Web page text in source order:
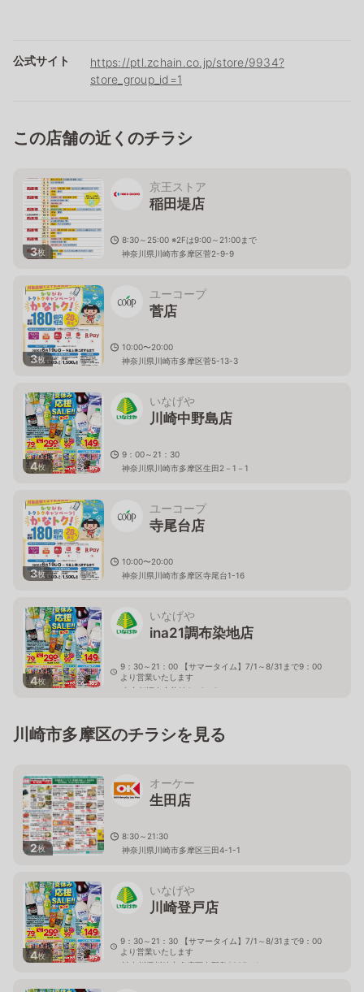
公式サイト
https://ptl.zchain.co.jp/store/9934?
store_group_id=1
この店舗の近くのチラシ
3枚
京王ストア
稲田堤店
8:30～25:00 ※2Fは9:00～21:00まで
神奈川県川崎市多摩区菅2-9-9
3枚
ユーコープ
菅店
10:00〜20:00
神奈川県川崎市多摩区菅5-13-3
4枚
いなげや
川崎中野島店
9：00～21：30
神奈川県川崎市多摩区生田2－1－1
3枚
ユーコープ
寺尾台店
10:00〜20:00
神奈川県川崎市多摩区寺尾台1-16
4枚
いなげや
ina21調布染地店
9：30～21：00 【サマータイム】7/1～8/31まで9：00
より営業いたします
東京都調布市染地2－8－3
川崎市多摩区のチラシを見る
2枚
オーケー
生田店
8:30～21:30
神奈川県川崎市多摩区三田4-1-1
4枚
いなげや
川崎登戸店
9：30～21：30 【サマータイム】7/1～8/31まで9：00
より営業いたします
神奈川県川崎市多摩区中野島2325－1